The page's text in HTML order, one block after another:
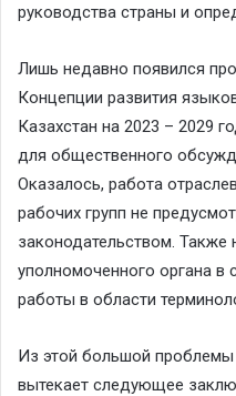
руководства страны и
Лишь недавно появился
Концепции развития
Казахстан на 2023 – 2029
для общественного
Оказалось, работа
рабочих групп не
законодательством. Также
уполномоченного органа
работы в области
Из этой большой проблемы
вытекает следующее